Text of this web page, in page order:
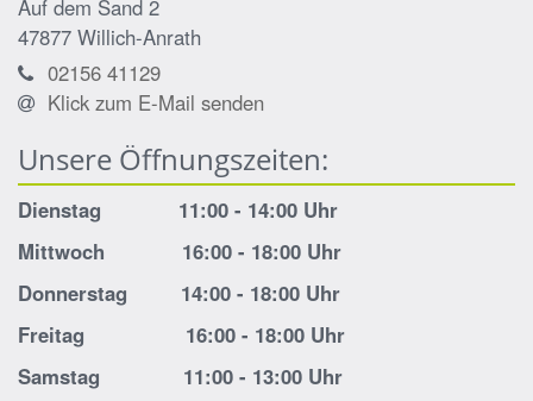
Auf dem Sand 2
47877 Willich-Anrath
02156 41129
Klick zum E-Mail senden
Unsere Öffnungszeiten:
Dienstag 11:00 - 14:00 Uhr
Mittwoch 16:00 - 18:00 Uhr
Donnerstag 14:00 - 18:00 Uhr
Freitag 16:00 - 18:00 Uhr
Samstag 11:00 - 13:00 Uhr